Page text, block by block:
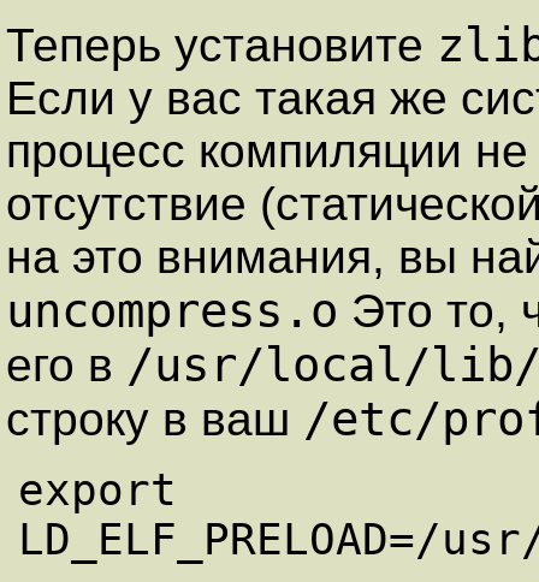
Теперь установите
Если у вас такая же
процесс компиляции
отсутствие
на это внимания, вы
uncompress.o Это то,
его в /usr/local/
строку в ваш /etc/
export